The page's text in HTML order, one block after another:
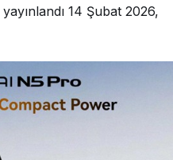
yayınlandı 14 Şubat 2026,